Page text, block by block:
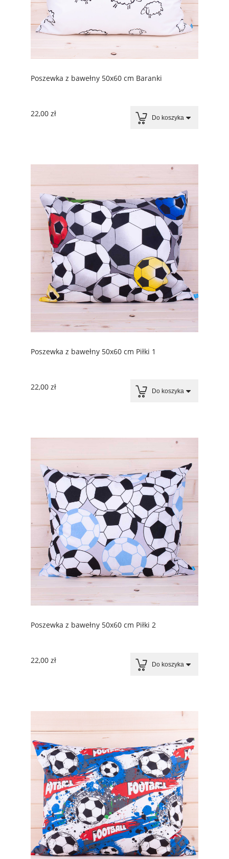
Poszewka z bawełny 50x60 cm Baranki
22,00 zł Do koszyka
Poszewka z bawełny 50x60 cm Piłki 1
22,00 zł Do koszyka
Poszewka z bawełny 50x60 cm Piłki 2
22,00 zł Do koszyka